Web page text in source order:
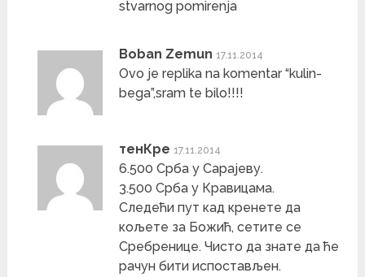
stvarnog pomirenja
Boban Zemun 17.11.2014
Ovo je replika na komentar “kulin-
bega”,sram te bilo!!!!
тенКре 17.11.2014
6.500 Срба у Сарајеву.
3.500 Срба у Кравицама.
Следећи пут кад кренете да
кољете за Божић, сетите се
Сребренице. Чисто да знате да ће
рачун бити испостављен.